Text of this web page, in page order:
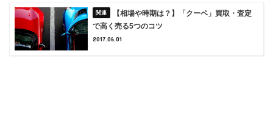
【相場や時期は？】「クーペ」買取・査定
で高く売る5つのコツ
2017.06.01